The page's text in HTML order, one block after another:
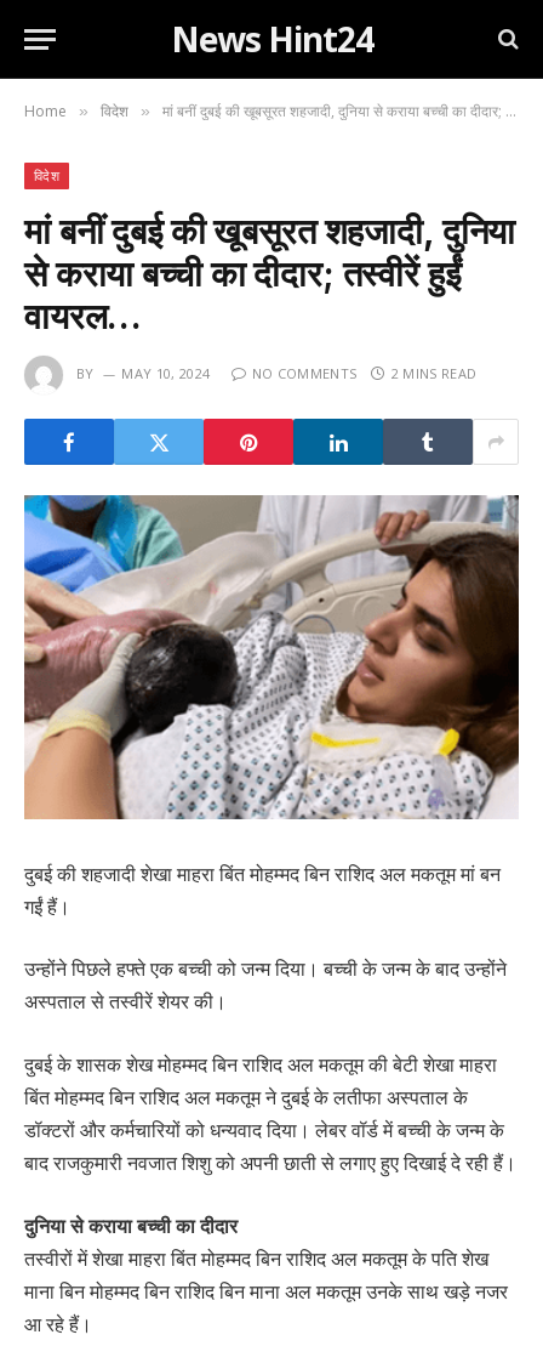
News Hint24
Home » विदेश » मां बनीं दुबई की खूबसूरत शहजादी, दुनिया से कराया बच्ची का दीदार; तस्वीरें हुईं वायरल…
विदेश
मां बनीं दुबई की खूबसूरत शहजादी, दुनिया
से कराया बच्ची का दीदार; तस्वीरें हुईं
वायरल…
BY MAY 10, 2024 NO COMMENTS 2 MINS READ
दुबई की शहजादी शेखा माहरा बिंत मोहम्मद बिन राशिद अल मकतूम मां बन
गईं हैं।
उन्होंने पिछले हफ्ते एक बच्ची को जन्म दिया। बच्ची के जन्म के बाद उन्होंने
अस्पताल से तस्वीरें शेयर की।
दुबई के शासक शेख मोहम्मद बिन राशिद अल मकतूम की बेटी शेखा माहरा
बिंत मोहम्मद बिन राशिद अल मकतूम ने दुबई के लतीफा अस्पताल के
डॉक्टरों और कर्मचारियों को धन्यवाद दिया। लेबर वॉर्ड में बच्ची के जन्म के
बाद राजकुमारी नवजात शिशु को अपनी छाती से लगाए हुए दिखाई दे रही हैं।
दुनिया से कराया बच्ची का दीदार
तस्वीरों में शेखा माहरा बिंत मोहम्मद बिन राशिद अल मकतूम के पति शेख
माना बिन मोहम्मद बिन राशिद बिन माना अल मकतूम उनके साथ खड़े नजर
आ रहे हैं।